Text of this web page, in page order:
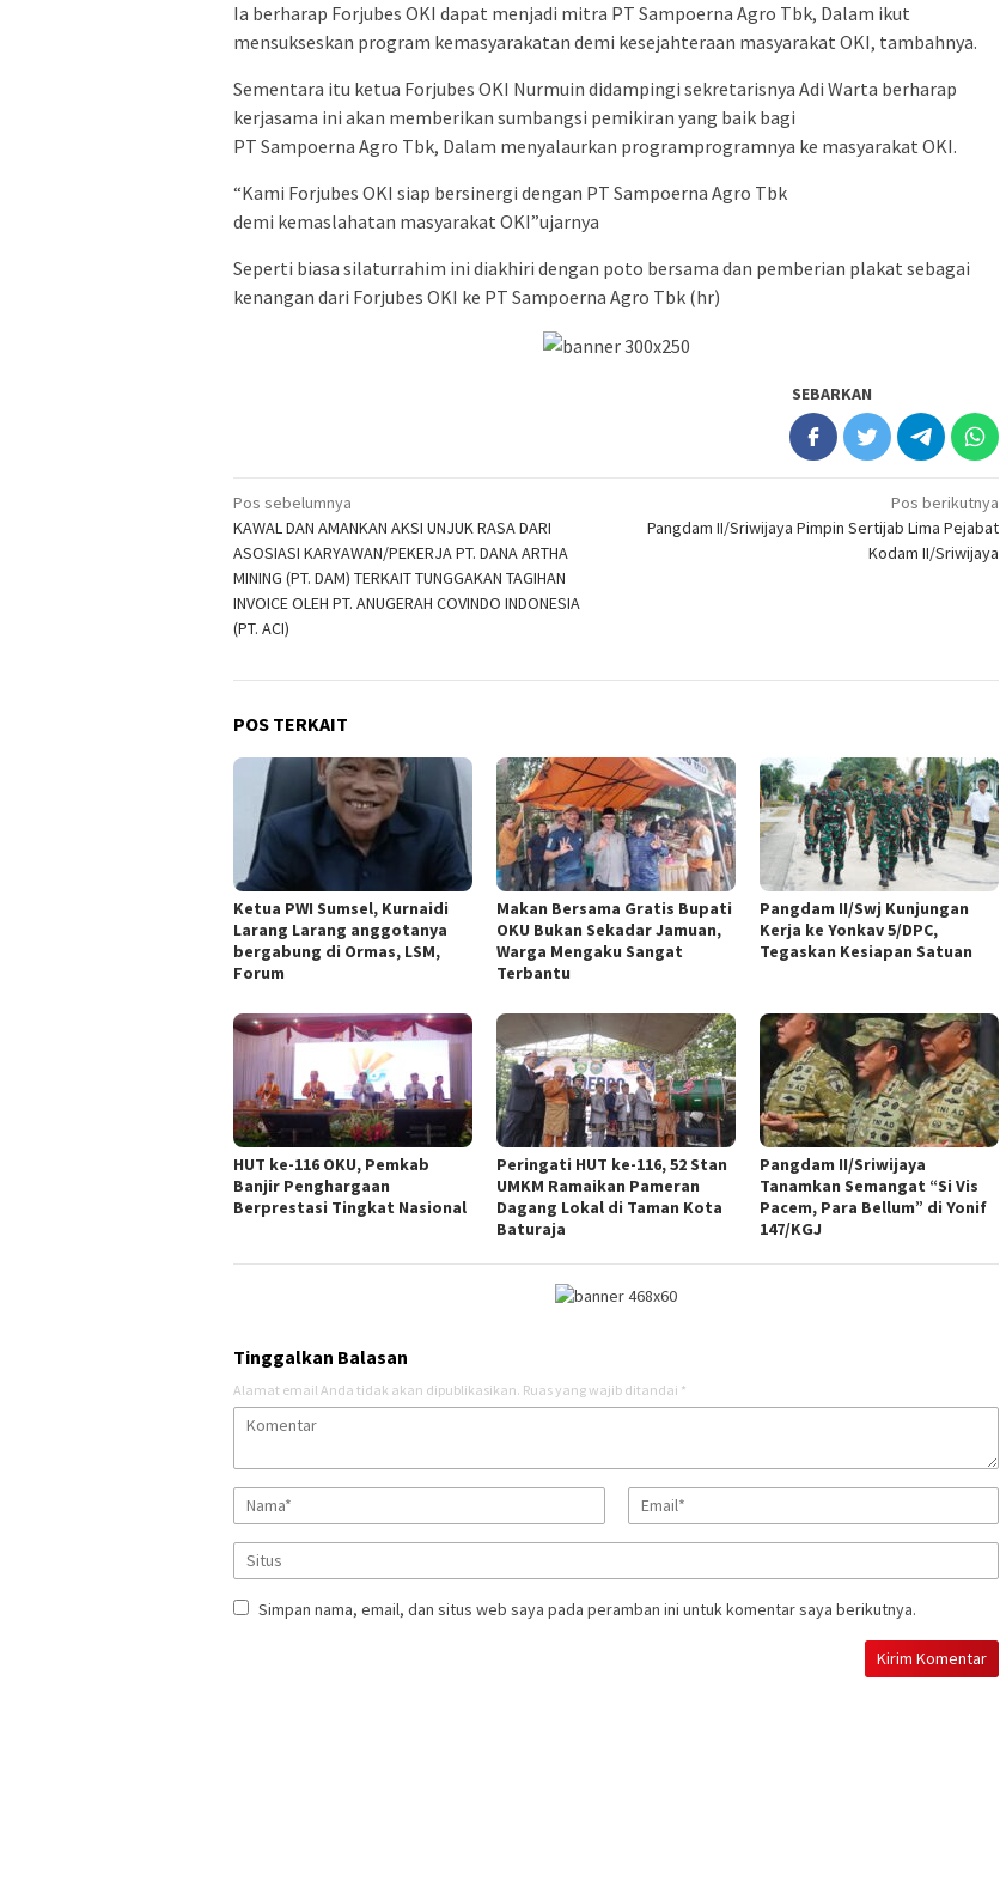
Ia berharap Forjubes OKI dapat menjadi mitra PT Sampoerna Agro Tbk, Dalam ikut
mensukseskan program kemasyarakatan demi kesejahteraan masyarakat OKI, tambahnya.
Sementara itu ketua Forjubes OKI Nurmuin didampingi sekretarisnya Adi Warta berharap
kerjasama ini akan memberikan sumbangsi pemikiran yang baik bagi
PT Sampoerna Agro Tbk, Dalam menyalaurkan programprogramnya ke masyarakat OKI.
“Kami Forjubes OKI siap bersinergi dengan PT Sampoerna Agro Tbk
demi kemaslahatan masyarakat OKI”ujarnya
Seperti biasa silaturrahim ini diakhiri dengan poto bersama dan pemberian plakat sebagai
kenangan dari Forjubes OKI ke PT Sampoerna Agro Tbk (hr)
SEBARKAN
Navigasi
pos
Pos sebelumnya
KAWAL DAN AMANKAN AKSI UNJUK RASA DARI
ASOSIASI KARYAWAN/PEKERJA PT. DANA ARTHA
MINING (PT. DAM) TERKAIT TUNGGAKAN TAGIHAN
INVOICE OLEH PT. ANUGERAH COVINDO INDONESIA
(PT. ACI)
Pos berikutnya
Pangdam II/Sriwijaya Pimpin Sertijab Lima Pejabat
Kodam II/Sriwijaya
POS TERKAIT
Ketua PWI Sumsel, Kurnaidi
Larang Larang anggotanya
bergabung di Ormas, LSM,
Forum
Makan Bersama Gratis Bupati
OKU Bukan Sekadar Jamuan,
Warga Mengaku Sangat
Terbantu
Pangdam II/Swj Kunjungan
Kerja ke Yonkav 5/DPC,
Tegaskan Kesiapan Satuan
HUT ke-116 OKU, Pemkab
Banjir Penghargaan
Berprestasi Tingkat Nasional
Peringati HUT ke-116, 52 Stan
UMKM Ramaikan Pameran
Dagang Lokal di Taman Kota
Baturaja
Pangdam II/Sriwijaya
Tanamkan Semangat “Si Vis
Pacem, Para Bellum” di Yonif
147/KGJ
Tinggalkan Balasan
Alamat email Anda tidak akan dipublikasikan. Ruas yang wajib ditandai *
Simpan nama, email, dan situs web saya pada peramban ini untuk komentar saya berikutnya.